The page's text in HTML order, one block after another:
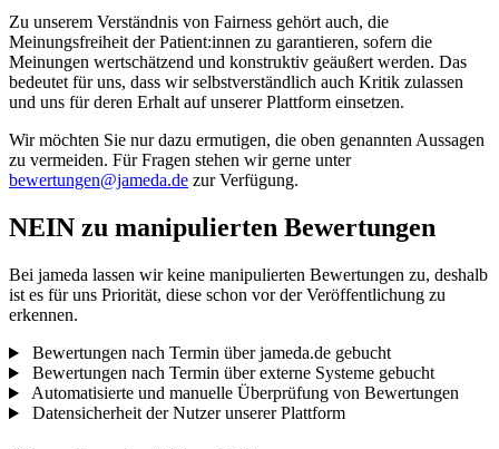
Zu unserem Verständnis von Fairness gehört auch, die
Meinungsfreiheit der Patient:innen zu garantieren, sofern die
Meinungen wertschätzend und konstruktiv geäußert werden. Das
bedeutet für uns, dass wir selbstverständlich auch Kritik zulassen
und uns für deren Erhalt auf unserer Plattform einsetzen.
Wir möchten Sie nur dazu ermutigen, die oben genannten Aussagen
zu vermeiden. Für Fragen stehen wir gerne unter
bewertungen@jameda.de zur Verfügung.
NEIN zu manipulierten Bewertungen
Bei jameda lassen wir keine manipulierten Bewertungen zu, deshalb
ist es für uns Priorität, diese schon vor der Veröffentlichung zu
erkennen.
Bewertungen nach Termin über jameda.de gebucht
Bewertungen nach Termin über externe Systeme gebucht
Automatisierte und manuelle Überprüfung von Bewertungen
Datensicherheit der Nutzer unserer Plattform